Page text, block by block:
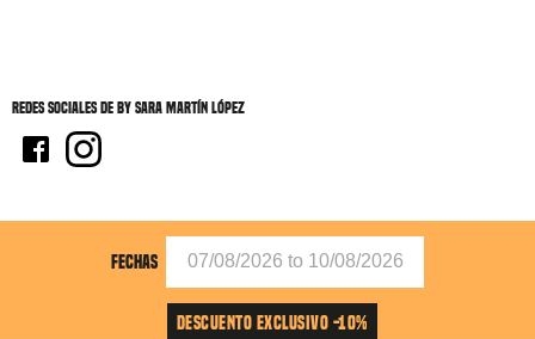
Redes sociales de BY SARA MARTÍN LÓPEZ
FECHAS
DESCUENTO EXCLUSIVO -10%